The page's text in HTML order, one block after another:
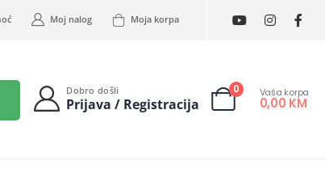
Moj nalog Moja korpa
Dobro došli
Prijava / Registracija
0 Vaša korpa
0,00 KM